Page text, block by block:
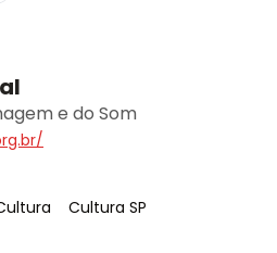
e do Som
: Tag:
Cultura SP